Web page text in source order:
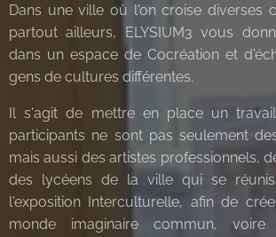
Dans une ville où l'on croise diverses
partout ailleurs, ELYSIUM3 vous
dans un espace de Cocréation et
gens de cultures différentes.
Il s'agit de mettre en place un
participants ne sont pas seulement
mais aussi des artistes professionnels,
des lycéens de la ville qui se
l'exposition Interculturelle, afin de
monde imaginaire commun,